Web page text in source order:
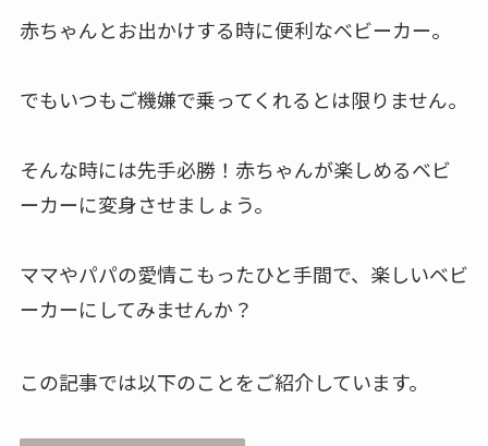
赤ちゃんとお出かけする時に便利なベビーカー。
でもいつもご機嫌で乗ってくれるとは限りません。
そんな時には先手必勝！赤ちゃんが楽しめるベビ
ーカーに変身させましょう。
ママやパパの愛情こもったひと手間で、楽しいベビ
ーカーにしてみませんか？
この記事では以下のことをご紹介しています。